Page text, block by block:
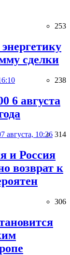
253
сделки
238
6 августа
августа, 10:26 314
и Россия
возврат к
306